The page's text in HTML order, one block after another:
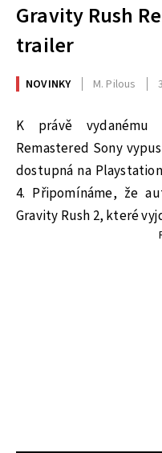
Gravity Rush
trailer
NOVINKY M. Pilous
K právě vydanému
Remastered Sony
dostupná na
4. Připomínáme, že
Gravity Rush 2, které